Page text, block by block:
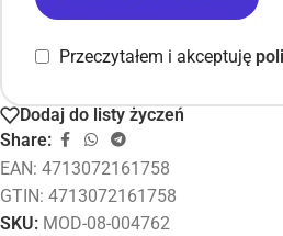
Przeczytałem i akceptuję
Dodaj do listy życzeń
Share:
EAN: 4713072161758
GTIN: 4713072161758
SKU: MOD-08-004762